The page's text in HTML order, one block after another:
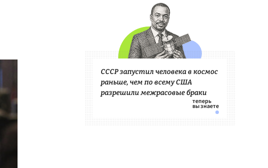
СССР запустил человека в космос
раньше, чем по всему США
разрешили межрасовые браки